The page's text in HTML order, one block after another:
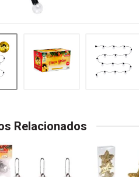
Relacionados